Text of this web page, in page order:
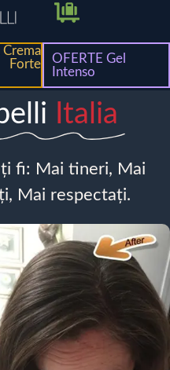
Crema
Forte
OFERTE Gel
Intenso
Italia
fi: Mai tineri, Mai
Mai respectați.